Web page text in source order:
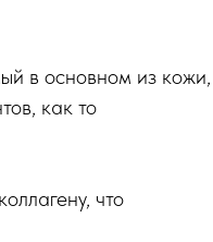
в основном из кожи,
как то
что